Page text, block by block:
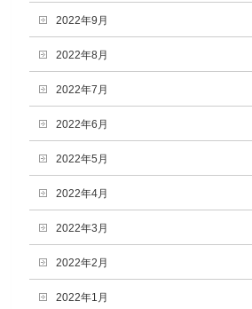
2022年9月
2022年8月
2022年7月
2022年6月
2022年5月
2022年4月
2022年3月
2022年2月
2022年1月